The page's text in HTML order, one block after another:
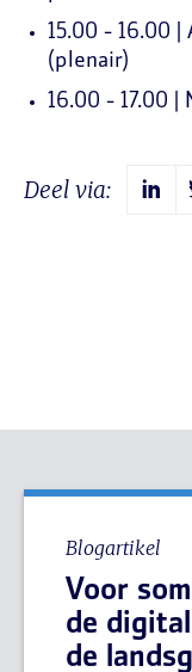
15.00 - 16.00
(plenair)
16.00 - 17.00 |
Deel via:
Blogartikel
Voor
de
de